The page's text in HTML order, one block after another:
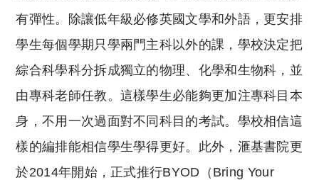
有彈性。除讓低年級必修英國文學和外語，更安排
學生每個學期只學兩門主科以外的課，學校決定把
綜合科學科分拆成獨立的物理、化學和生物科，並
由專科老師任教。這樣學生必能夠更加注專科目本
身，不用一次過面對不同科目的考試。學校相信這
樣的編排能相信學生學得更好。此外，滙基書院更
於2014年開始，正式推行BYOD（Bring Your